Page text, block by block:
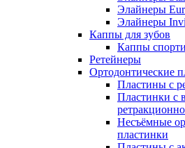
Элайнеры
Элайнеры
Каппы для зубов
Каппы
Ретейнеры
Ортодонтические
Пластины с
Пластинки с
Несъёмные
пластинки